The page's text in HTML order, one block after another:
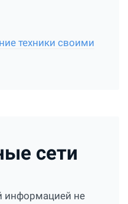
техники своими
сети
информацией не